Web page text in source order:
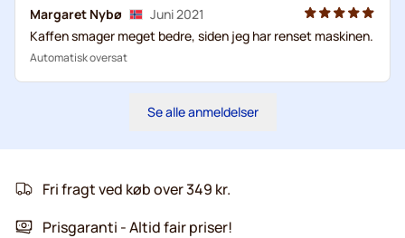
Margaret Nybø
Juni 2021
Kaffen smager meget bedre, siden jeg har renset maskinen.
Automatisk oversat
Se alle anmeldelser
Fri fragt ved køb over 349 kr.
Prisgaranti - Altid fair priser!